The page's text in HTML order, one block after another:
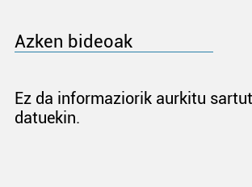
Azken bideoak
Ez da informaziorik aurkitu
datuekin.